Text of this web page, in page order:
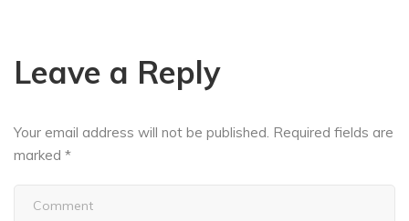
Leave a Reply
Your email address will not be published. Required fields are
marked *